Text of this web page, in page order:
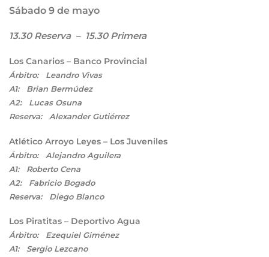
Sábado 9 de mayo
13.30 Reserva – 15.30 Primera
Los Canarios – Banco Provincial
Árbitro: Leandro Vivas
A1: Brian Bermúdez
A2: Lucas Osuna
Reserva: Alexander Gutiérrez
Atlético Arroyo Leyes – Los Juveniles
Árbitro: Alejandro Aguilera
A1: Roberto Cena
A2: Fabricio Bogado
Reserva: Diego Blanco
Los Piratitas – Deportivo Agua
Árbitro: Ezequiel Giménez
A1: Sergio Lezcano